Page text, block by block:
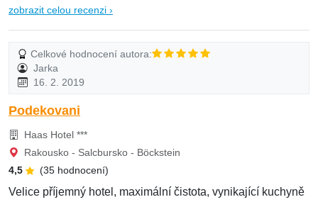
zobrazit celou recenzi ›
Celkové hodnocení autora:
Jarka
16. 2. 2019
Podekovani
Haas Hotel ***
Rakousko - Salcbursko - Böckstein
4,5
(35 hodnocení)
Velice příjemný hotel, maximální čistota, vynikající kuchyně